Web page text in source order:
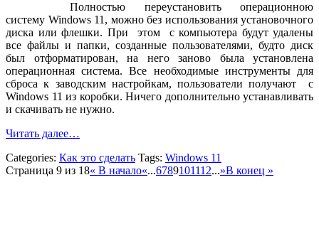
Полностью переустановить операционною
систему Windows 11, можно без использования установочного
диска или флешки. При этом с компьютера будут удалены
все файлы и папки, созданные пользователями, будто диск
был отформатирован, на него заново была установлена
операционная система. Все необходимые инструменты для
сброса к заводским настройкам, пользователи получают с
Windows 11 из коробки. Ничего дополнительно устанавливать
и скачивать не нужно.
Читать далее…
Categories: Как это сделать Tags: Windows 11
Страница 9 из 18« В начало«...6789101112...»В конец »